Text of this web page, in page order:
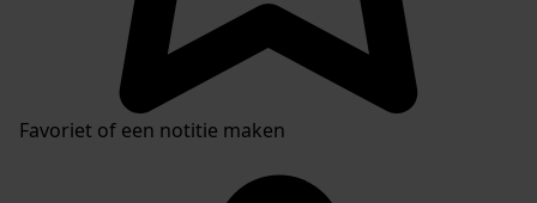
Favoriet of een notitie maken